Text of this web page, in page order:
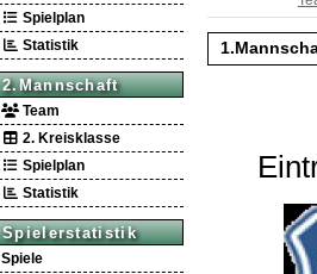
Spielplan
Statistik
2.Mannschaft
Team
2. Kreisklasse
Spielplan
Statistik
Spielerstatistik
Spiele